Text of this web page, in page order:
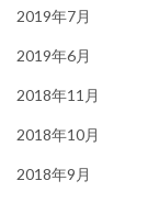
2019年7月
2019年6月
2018年11月
2018年10月
2018年9月